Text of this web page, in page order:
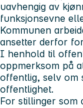
uavhengig av
funksjonsevne
Kommunen
ansetter derfor
I henhold til
oppmerksom på
offentlig, selv om
offentlighet.
For stillinger som